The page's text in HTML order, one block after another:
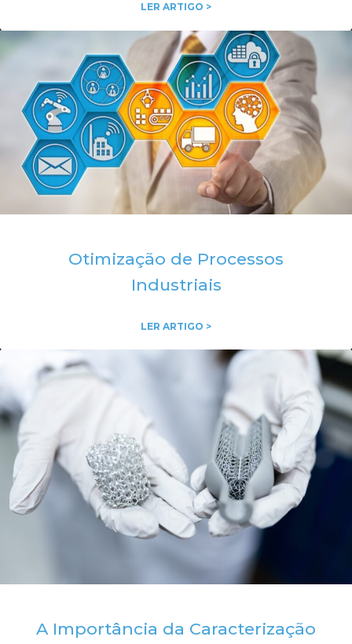
LER ARTIGO >
Otimização de Processos
Industriais
LER ARTIGO >
A Importância da Caracterização